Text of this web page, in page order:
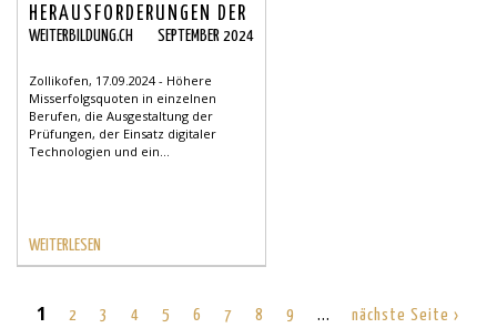
HERAUSFORDERUNGEN DER
BERUFSLEHRE ZU
WEITERBILDUNG.CH SEPTEMBER 2024
Zollikofen, 17.09.2024 - Höhere
Misserfolgsquoten in einzelnen
Berufen, die Ausgestaltung der
Prüfungen, der Einsatz digitaler
Technologien und ein...
WEITERLESEN
1 2 3 4 5 6 7 8 9 …
nächste Seite ›